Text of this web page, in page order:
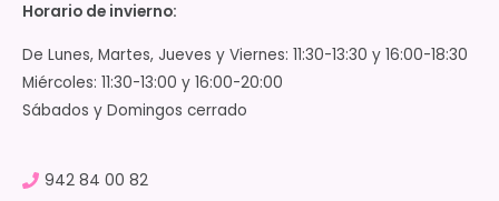
Horario de invierno:
De Lunes, Martes, Jueves y Viernes: 11:30-13:30 y 16:00-18:30
Miércoles: 11:30-13:00 y 16:00-20:00
Sábados y Domingos cerrado
942 84 00 82